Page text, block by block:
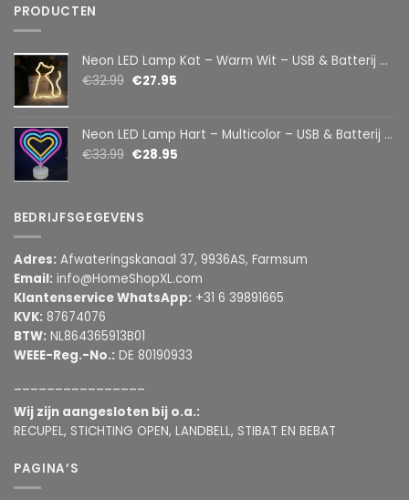
PRODUCTEN
Neon LED Lamp Kat – Warm Wit – USB & Batterij – Decoratieve Tafellamp voor Kinderkamer – 28,5 x 24,5 cm
€32.99 €27.95
Neon LED Lamp Hart – Multicolor – USB & Batterij – Hartvormige Sfeerlamp – Kinderkamer & Slaapkamer – 25,2 x 23 cm
€33.99 €28.95
BEDRIJFSGEGEVENS
Adres: Afwateringskanaal 37, 9936AS, Farmsum
Email: info@HomeShopXL.com
Klantenservice WhatsApp: +31 6 39891665
KVK: 87674076
BTW: NL864365913B01
WEEE-Reg.-No.: DE 80190933
Wij zijn aangesloten bij o.a.:
RECUPEL, STICHTING OPEN, LANDBELL, STIBAT EN BEBAT
PAGINA’S